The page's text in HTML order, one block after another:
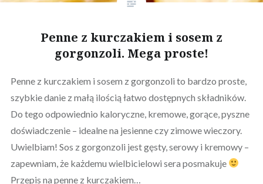
Penne z kurczakiem i sosem z
gorgonzoli. Mega proste!
Penne z kurczakiem i sosem z gorgonzoli to bardzo proste,
szybkie danie z małą ilością łatwo dostępnych składników.
Do tego odpowiednio kaloryczne, kremowe, gorące, pyszne
doświadczenie – idealne na jesienne czy zimowe wieczory.
Uwielbiam! Sos z gorgonzoli jest gęsty, serowy i kremowy –
zapewniam, że każdemu wielbicielowi sera posmakuje
Przepis na penne z kurczakiem…